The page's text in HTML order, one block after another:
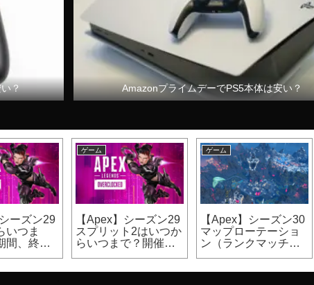
？ AmazonプライムデーでPS5本体は安い？
ーズン29
いつま
間、終了
ゲーム
【Apex】シーズン29
スプリット2はいつか
らいつまで？開催期
ゲーム
【Apex】シーズン30
マップローテーショ
ン（ランクマッチ、